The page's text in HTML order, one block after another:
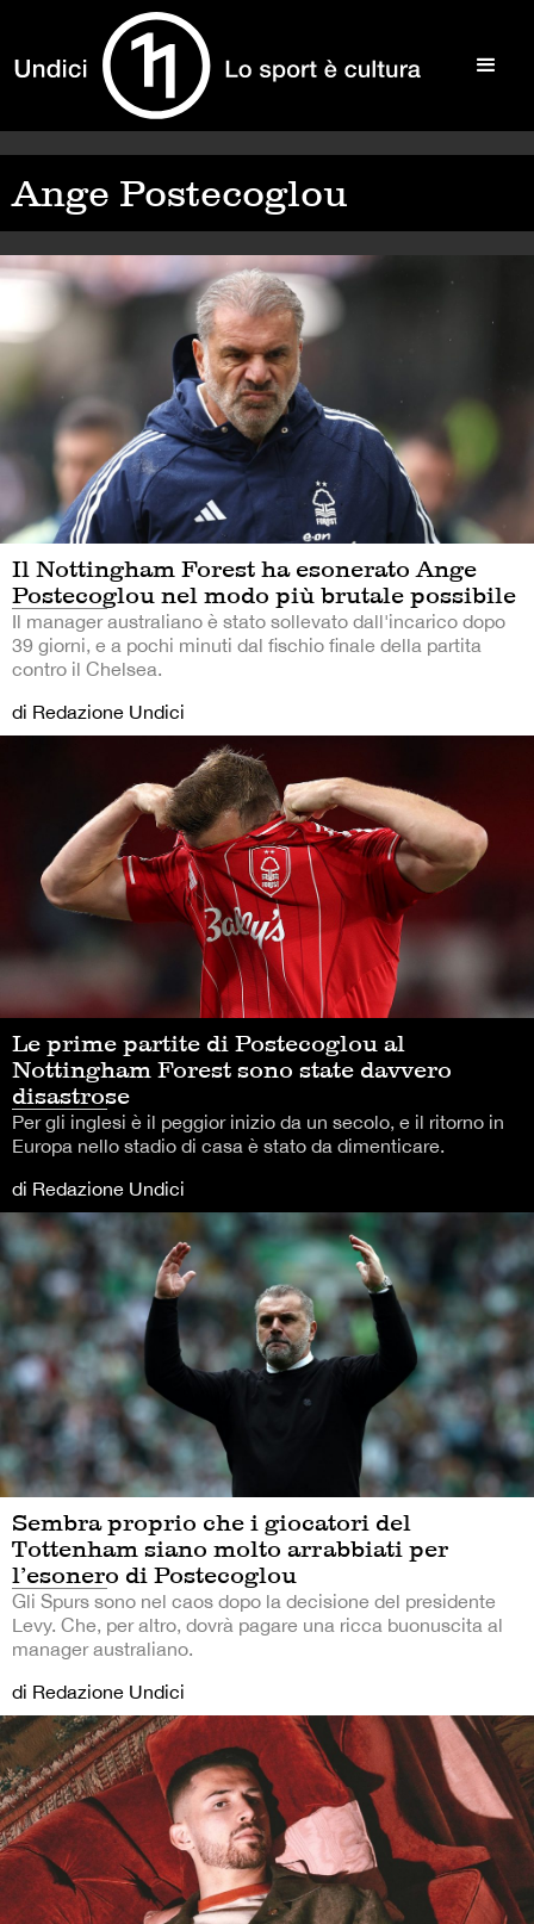
Ange Postecoglou
Il Nottingham Forest ha esonerato Ange
Postecoglou nel modo più brutale possibile
Il manager australiano è stato sollevato dall'incarico dopo
39 giorni, e a pochi minuti dal fischio finale della partita
contro il Chelsea.
di Redazione Undici
Le prime partite di Postecoglou al
Nottingham Forest sono state davvero
disastrose
Per gli inglesi è il peggior inizio da un secolo, e il ritorno in
Europa nello stadio di casa è stato da dimenticare.
di Redazione Undici
Sembra proprio che i giocatori del
Tottenham siano molto arrabbiati per
l’esonero di Postecoglou
Gli Spurs sono nel caos dopo la decisione del presidente
Levy. Che, per altro, dovrà pagare una ricca buonuscita al
manager australiano.
di Redazione Undici